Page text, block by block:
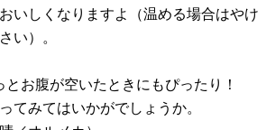
いしくなりますよ（温める場合はやけ
い）。
とお腹が空いたときにもぴったり！
てみてはいかがでしょうか。